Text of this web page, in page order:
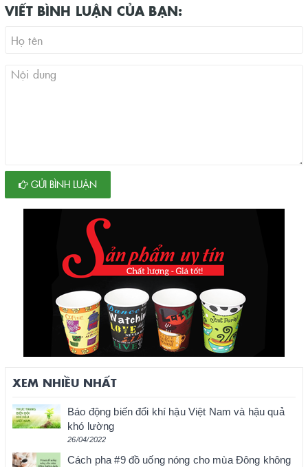
VIẾT BÌNH LUẬN CỦA BẠN:
GỬI BÌNH LUẬN
XEM NHIỀU NHẤT
Báo động biến đổi khí hậu Việt Nam và hậu quả
khó lường
26/04/2022
Cách pha #9 đồ uống nóng cho mùa Đông không